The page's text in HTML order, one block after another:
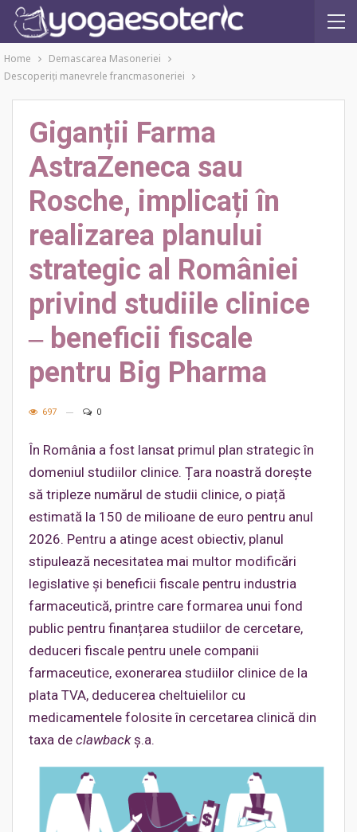
Home
Demascarea Masoneriei
Descoperiţi manevrele francmasoneriei
Giganții Farma
AstraZeneca sau
Rosche, implicați în
realizarea planului
strategic al României
privind studiile clinice
‒ beneficii fiscale
pentru Big Pharma
697 0
În România a fost lansat primul plan strategic în
domeniul studiilor clinice. Țara noastră dorește
să tripleze numărul de studii clinice, o piață
estimată la 150 de milioane de euro pentru anul
2026. Pentru a atinge acest obiectiv, planul
stipulează necesitatea mai multor modificări
legislative și beneficii fiscale pentru industria
farmaceutică, printre care formarea unui fond
public pentru finanțarea studiilor de cercetare,
deduceri fiscale pentru unele companii
farmaceutice, exonerarea studiilor clinice de la
plata TVA, deducerea cheltuielilor cu
medicamentele folosite în cercetarea clinică din
taxa de clawbackș.a.